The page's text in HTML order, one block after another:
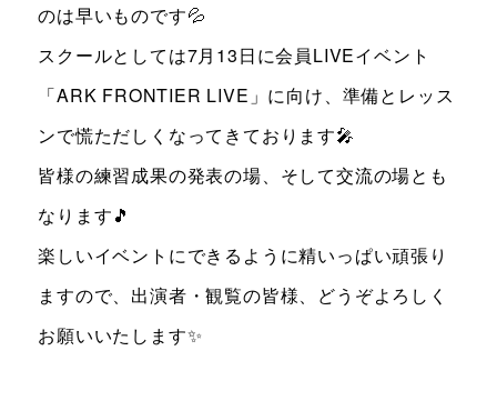
のは早いものです💦
スクールとしては7月13日に会員LIVEイベント
「ARK FRONTIER LIVE」に向け、準備とレッス
ンで慌ただしくなってきております🎤
皆様の練習成果の発表の場、そして交流の場とも
なります🎵
楽しいイベントにできるように精いっぱい頑張り
ますので、出演者・観覧の皆様、どうぞよろしく
お願いいたします✨